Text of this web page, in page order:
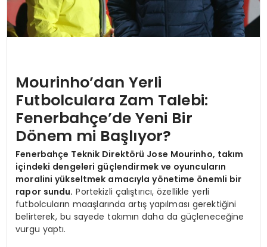
Mourinho’dan Yerli
Futbolculara Zam Talebi:
Fenerbahçe’de Yeni Bir
Dönem mi Başlıyor?
Fenerbahçe Teknik Direktörü Jose Mourinho, takım
içindeki dengeleri güçlendirmek ve oyuncuların
moralini yükseltmek amacıyla yönetime önemli bir
rapor sundu. Portekizli çalıştırıcı, özellikle yerli
futbolcuların maaşlarında artış yapılması gerektiğini
belirterek, bu sayede takımın daha da güçleneceğine
vurgu yaptı.